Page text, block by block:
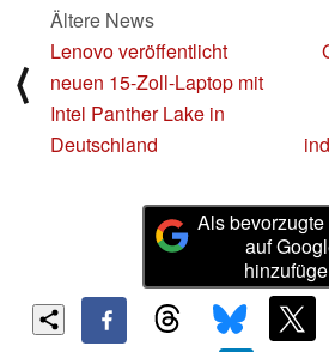
⟨
Ältere News
Lenovo veröffentlicht
neuen 15-Zoll-Laptop mit
Intel Panther Lake in
Deutschland
Als
auf